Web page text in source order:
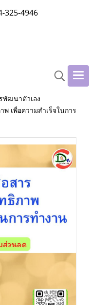
325-4946
พัฒนาตัวเอง
เพื่อความสำเร็จในการ